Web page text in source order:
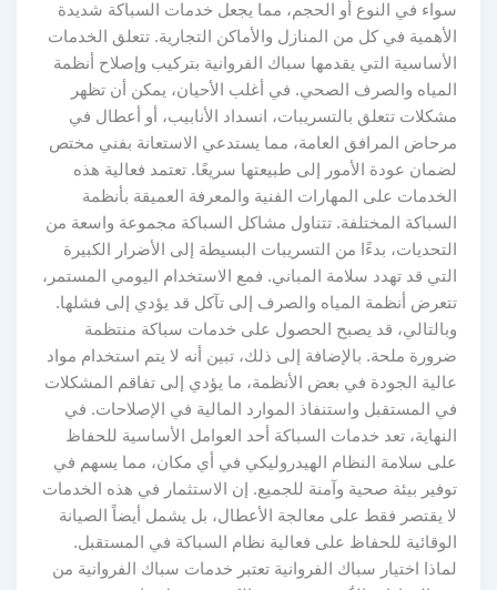
سواء في النوع أو الحجم، مما يجعل خدمات السباكة شديدة
الأهمية في كل من المنازل والأماكن التجارية. تتعلق الخدمات
الأساسية التي يقدمها سباك الفروانية بتركيب وإصلاح أنظمة
المياه والصرف الصحي. في أغلب الأحيان، يمكن أن تظهر
مشكلات تتعلق بالتسريبات، انسداد الأنابيب، أو أعطال في
مرحاض المرافق العامة، مما يستدعي الاستعانة بفني مختص
لضمان عودة الأمور إلى طبيعتها سريعًا. تعتمد فعالية هذه
الخدمات على المهارات الفنية والمعرفة العميقة بأنظمة
السباكة المختلفة. تتناول مشاكل السباكة مجموعة واسعة من
التحديات، بدءًا من التسريبات البسيطة إلى الأضرار الكبيرة
التي قد تهدد سلامة المباني. فمع الاستخدام اليومي المستمر،
تتعرض أنظمة المياه والصرف إلى تآكل قد يؤدي إلى فشلها.
وبالتالي، قد يصبح الحصول على خدمات سباكة منتظمة
ضرورة ملحة. بالإضافة إلى ذلك، تبين أنه لا يتم استخدام مواد
عالية الجودة في بعض الأنظمة، ما يؤدي إلى تفاقم المشكلات
في المستقبل واستنفاذ الموارد المالية في الإصلاحات. في
النهاية، تعد خدمات السباكة أحد العوامل الأساسية للحفاظ
على سلامة النظام الهيدروليكي في أي مكان، مما يسهم في
توفير بيئة صحية وآمنة للجميع. إن الاستثمار في هذه الخدمات
لا يقتصر فقط على معالجة الأعطال، بل يشمل أيضاً الصيانة
الوقائية للحفاظ على فعالية نظام السباكة في المستقبل.
لماذا اختيار سباك الفروانية تعتبر خدمات سباك الفروانية من